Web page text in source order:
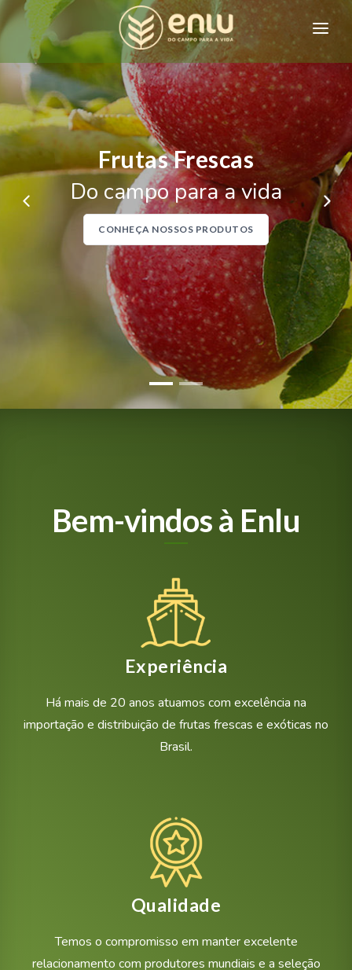
HOME
QUEM SOMOS
PRODUTOS
Frutas Frescas
Do campo para a vida
CONHEÇA NOSSOS PRODUTOS
Bem-vindos à Enlu
Experiência
Há mais de 20 anos atuamos com excelência na
importação e distribuição de frutas frescas e exóticas no
Brasil.
Qualidade
Temos o compromisso em manter excelente
relacionamento com produtores mundiais e a seleção